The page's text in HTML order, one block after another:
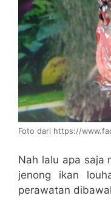
Foto dari https://
Nah lalu apa saja
jenong ikan
perawatan